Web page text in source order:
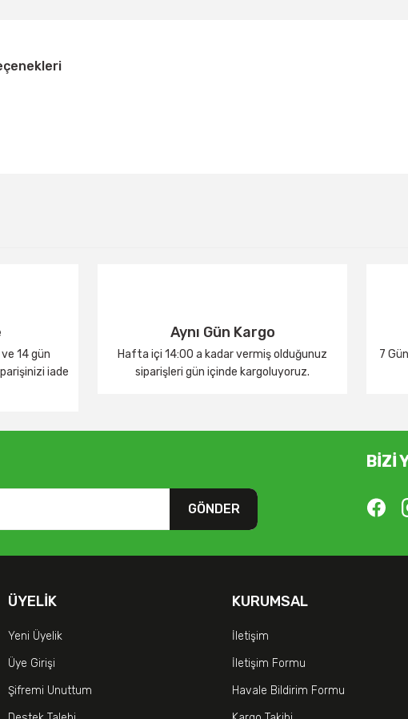
14 gün
iade
Aynı Gün Kargo
Hafta içi 14:00 a kadar vermiş olduğunuz
siparişleri gün içinde kargoluyoruz.
7
GÖNDER
BİZİ
ÜYELIK
Yeni Üyelik
Üye Girişi
Şifremi Unuttum
KURUMSAL
İletişim
İletişim Formu
Havale Bildirim Formu